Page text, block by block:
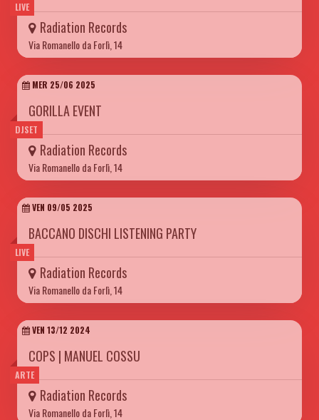
LIVE
Radiation Records
Via Romanello da Forlì, 14
DJSET
MER 25/06 2025
GORILLA EVENT
Radiation Records
Via Romanello da Forlì, 14
LIVE
VEN 09/05 2025
BACCANO DISCHI LISTENING PARTY
Radiation Records
Via Romanello da Forlì, 14
ARTE
VEN 13/12 2024
COPS | MANUEL COSSU
Radiation Records
Via Romanello da Forlì, 14